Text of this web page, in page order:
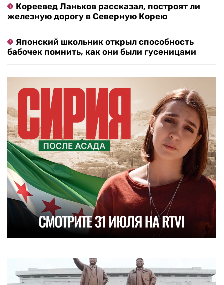
Кореевед Ланьков рассказал, построят ли
железную дорогу в Северную Корею
Японский школьник открыл способность
бабочек помнить, как они были гусеницами